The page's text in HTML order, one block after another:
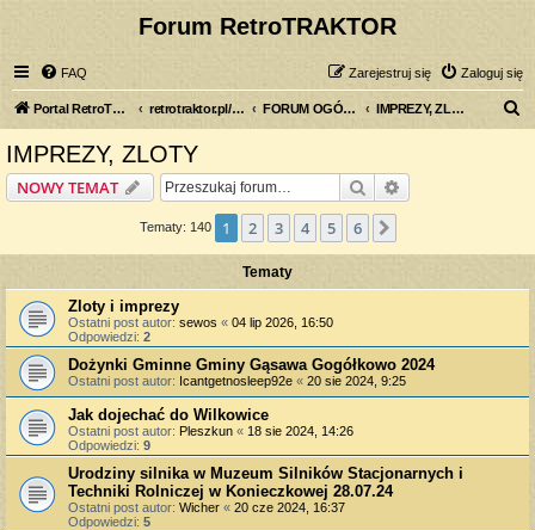
Forum RetroTRAKTOR
FAQ Zaloguj się
Zarejestruj się
Portal RetroTRAKTOR.pl retrotraktor.pl/forum FORUM OGÓLNE IMPREZY, ZLOTY
IMPREZY, ZLOTY
NOWY TEMAT Szukaj
Tematy: 140 1 2 3 4 5 6
Tematy
Zloty i imprezy
Ostatni post autor: sewos « 04 lip 2026, 16:50
Odpowiedzi: 2
Dożynki Gminne Gminy Gąsawa Gogółkowo 2024
Ostatni post autor: Icantgetnosleep92e « 20 sie 2024, 9:25
Jak dojechać do Wilkowice
Ostatni post autor: Pleszkun « 18 sie 2024, 14:26
Odpowiedzi: 9
Urodziny silnika w Muzeum Silników Stacjonarnych i
Techniki Rolniczej w Konieczkowej 28.07.24
Ostatni post autor: Wicher « 20 cze 2024, 16:37
Odpowiedzi: 5